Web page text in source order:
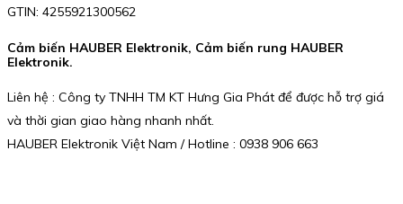
GTIN: 4255921300562
Cảm biến HAUBER Elektronik, Cảm biến rung HAUBER
Elektronik.
Liên hệ : Công ty TNHH TM KT Hưng Gia Phát để được hỗ trợ giá
và thời gian giao hàng nhanh nhất.
HAUBER Elektronik Việt Nam / Hotline : 0938 906 663